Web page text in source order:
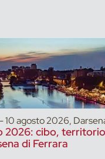
10 agosto 2026,
2026: cibo,
di Ferrara